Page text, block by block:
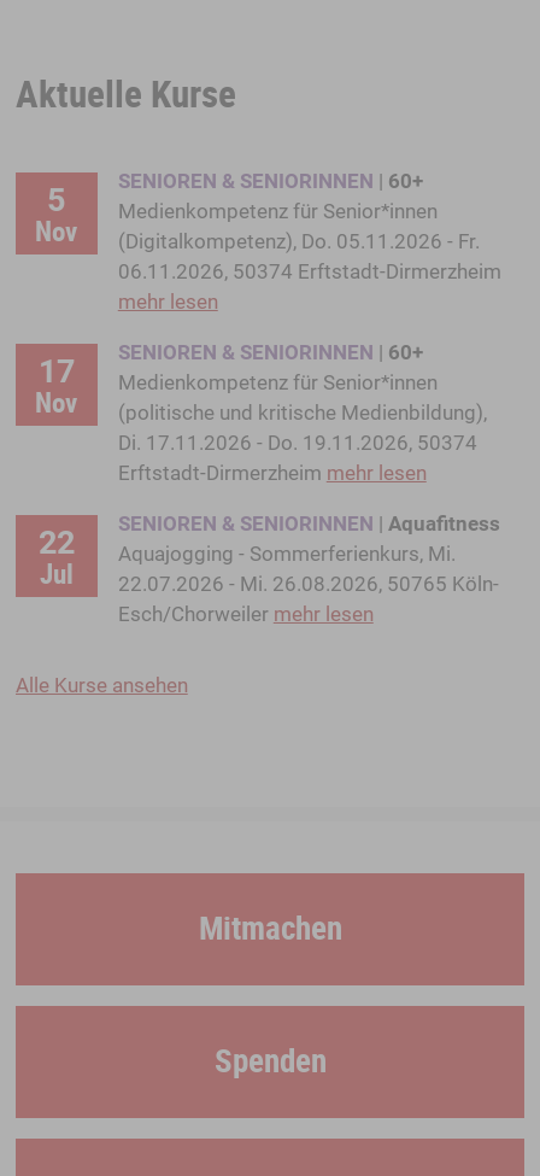
Aktuelle Kurse
5
Nov
SENIOREN & SENIORINNEN | 60+
Medienkompetenz für Senior*innen
(Digitalkompetenz), Do. 05.11.2026 - Fr.
06.11.2026, 50374 Erftstadt-Dirmerzheim
mehr lesen
17
Nov
SENIOREN & SENIORINNEN | 60+
Medienkompetenz für Senior*innen
(politische und kritische Medienbildung),
Di. 17.11.2026 - Do. 19.11.2026, 50374
Erftstadt-Dirmerzheim mehr lesen
22
Jul
SENIOREN & SENIORINNEN | Aquafitness
Aquajogging - Sommerferienkurs, Mi.
22.07.2026 - Mi. 26.08.2026, 50765 Köln-
Esch/Chorweiler mehr lesen
Alle Kurse ansehen
Mitmachen
Spenden